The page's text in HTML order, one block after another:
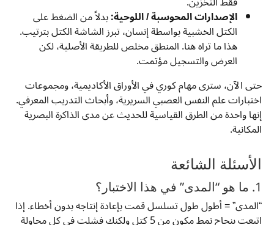
الإصدارات المحوسبة / اللوحية:بدلاً من الضغط على
الكتل الخشبية بواسطة إنسان، تبرز الشاشة الكتل بترتيب.
هذا ما تراه هنا. المنطق مخلص للطريقة الأصلية، لكن
العرض والتسجيل مؤتمت.
حتى الآن، سترى مهام كوري في الأوراق الأكاديمية، ومجموعات
اختبارات علم النفس العصبي السريرية، وأبحاث التدريب المعرفي.
إنها واحدة من الطرق القياسية للحديث عن مدى الذاكرة البصرية
المكانية.
الأسئلة الشائعة
1. ما هو “المدى” في هذا الاختبار؟
“المدى” = أطول طول تسلسل قمت بإعادة إنتاجه بدون أخطاء. إذا
اتبعت بنجاح نمط مكون من 5 كتل ولكنك فشلت في كل محاولة